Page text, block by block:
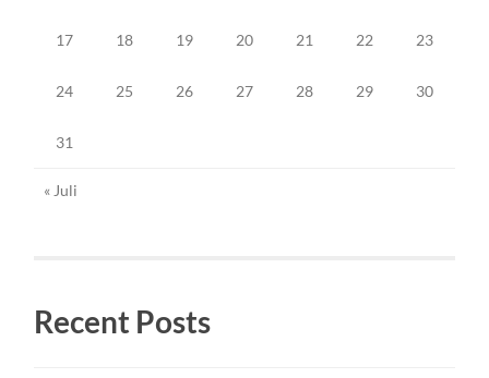
17 18 19 20 21 22 23
24 25 26 27 28 29 30
31
« Juli
Recent Posts